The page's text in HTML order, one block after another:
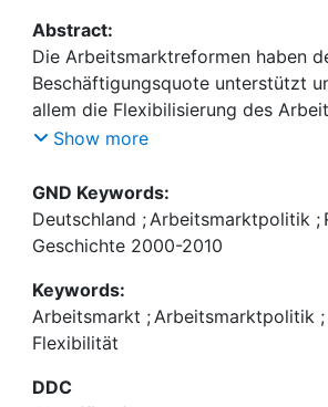
Abstract:
Die Arbeitsmarktreformen haben
Beschäftigungsquote unterstützt
allem die Flexibilisierung des
insbesondere im Bereich gering
Mehrzahl der flexiblen
ist durch mangelnde
gekennzeichnet. Ein Abbau von
Förderstrukturen der
hierauf unzureichend abgestimmt
Segmentierung am Arbeitsmarkt
ist damit die Angebotsorientierung
unzulänglich geblieben. Dabei
Show more
GND Keywords:
Deutschland ; Arbeitsmarktpolitik ;
Geschichte 2000-2010
Keywords:
Arbeitsmarkt ; Arbeitsmarktpolitik ;
Flexibilität
DDC